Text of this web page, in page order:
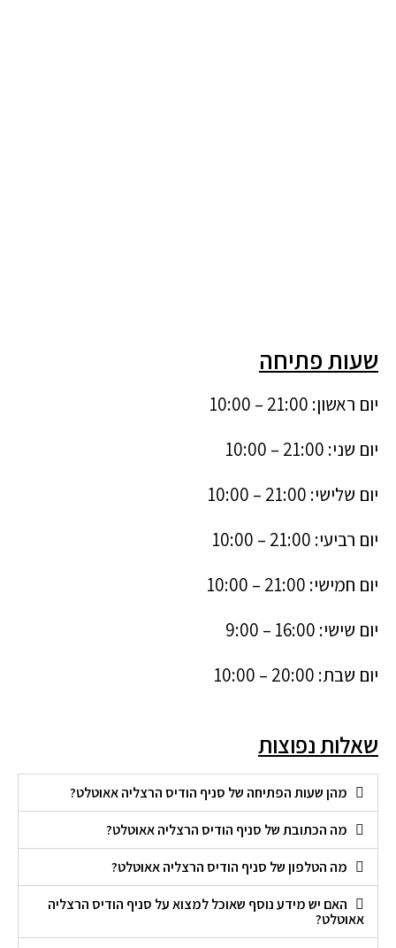
שעות פתיחה
יום ראשון: 21:00 – 10:00
יום שני: 21:00 – 10:00
יום שלישי: 21:00 – 10:00
יום רביעי: 21:00 – 10:00
יום חמישי: 21:00 – 10:00
יום שישי: 16:00 – 9:00
יום שבת: 20:00 – 10:00
שאלות נפוצות
מהן שעות הפתיחה של סניף הודיס הרצליה אאוטלט?
מה הכתובת של סניף הודיס הרצליה אאוטלט?
מה הטלפון של סניף הודיס הרצליה אאוטלט?
האם יש מידע נוסף שאוכל למצוא על סניף הודיס הרצליה
אאוטלט?